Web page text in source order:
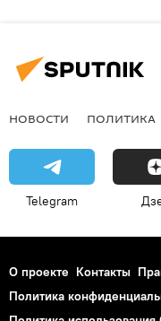
НОВОСТИ ПОЛИТИКА
Telegram
О проекте Контакты
Политика